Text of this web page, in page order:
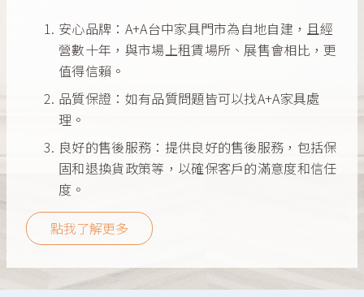
安心品牌：A+A台中家具門市為自地自建，且經
營數十年，與市場上租賃場所、展售會相比，更
值得信賴。
品質保證：如有品質問題皆可以找A+A家具處
理。
良好的售後服務：提供良好的售後服務，包括保
固和退換貨政策等，以確保客戶的滿意度和信任
度。
點我了解更多